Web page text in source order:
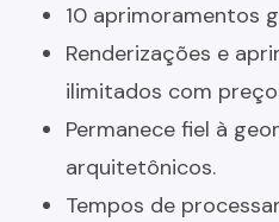
10 aprimoramentos
Renderizações e
ilimitados com
Permanece fiel à
arquitetônicos.
Tempos de